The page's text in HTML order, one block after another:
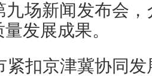
场新闻发布会
发展成果。
紧扣京津冀协同